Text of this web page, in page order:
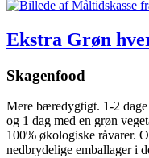
Ekstra Grøn
Skagenfood
Mere bæredygtigt. 1-2
og 1 dag med en grøn
100% økologiske råvarer.
nedbrydelige emballager i